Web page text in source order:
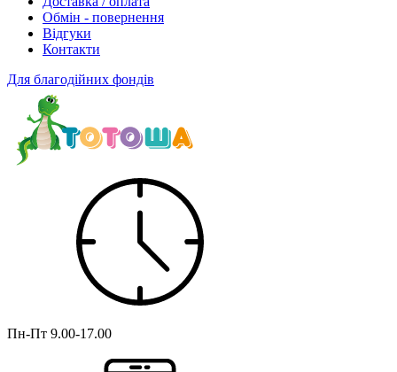
Обмін - повернення
Відгуки
Контакти
Для благодійних фондів
Пн-Пт 9.00-17.00